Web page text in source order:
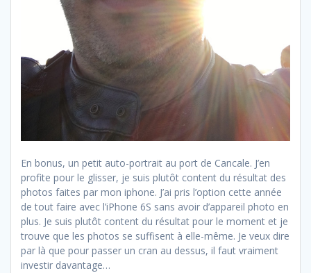
En bonus, un petit auto-portrait au port de Cancale. J’en
profite pour le glisser, je suis plutôt content du résultat des
photos faites par mon iphone. J’ai pris l’option cette année
de tout faire avec l’iPhone 6S sans avoir d’appareil photo en
plus. Je suis plutôt content du résultat pour le moment et je
trouve que les photos se suffisent à elle-même. Je veux dire
par là que pour passer un cran au dessus, il faut vraiment
investir davantage…